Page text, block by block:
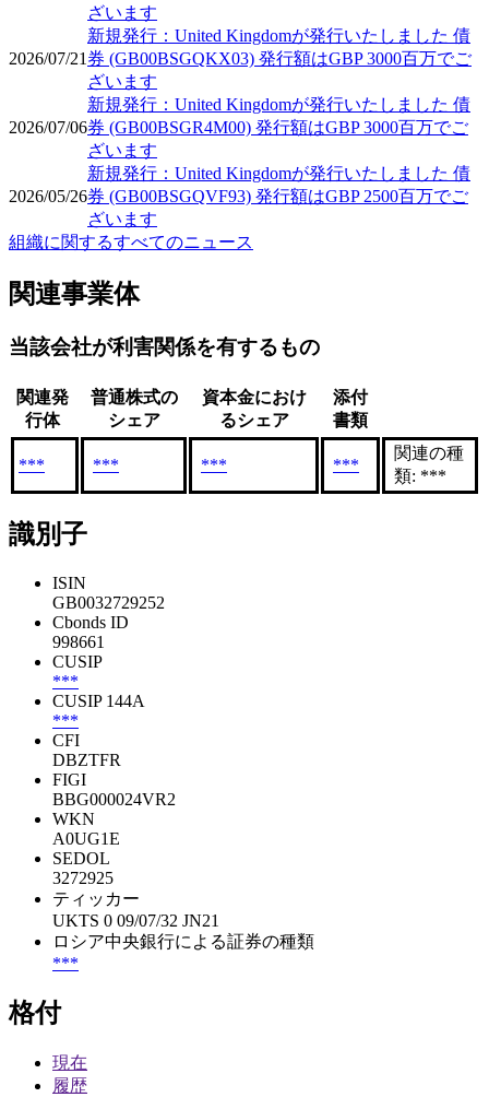
ざいます
2026/07/21
新規発行：United Kingdomが発行いたしました 債
券 (GB00BSGQKX03) 発行額はGBP 3000百万でご
ざいます
2026/07/06
新規発行：United Kingdomが発行いたしました 債
券 (GB00BSGR4M00) 発行額はGBP 3000百万でご
ざいます
2026/05/26
新規発行：United Kingdomが発行いたしました 債
券 (GB00BSGQVF93) 発行額はGBP 2500百万でご
ざいます
組織に関するすべてのニュース
関連事業体
当該会社が利害関係を有するもの
関連発
行体
普通株式の
シェア
資本金におけ
るシェア
添付
書類
*** *** *** ***
関連の種
類: ***
識別子
ISIN
GB0032729252
Cbonds ID
998661
CUSIP
***
CUSIP 144A
***
CFI
DBZTFR
FIGI
BBG000024VR2
WKN
A0UG1E
SEDOL
3272925
ティッカー
UKTS 0 09/07/32 JN21
ロシア中央銀行による証券の種類
***
格付
現在
履歴